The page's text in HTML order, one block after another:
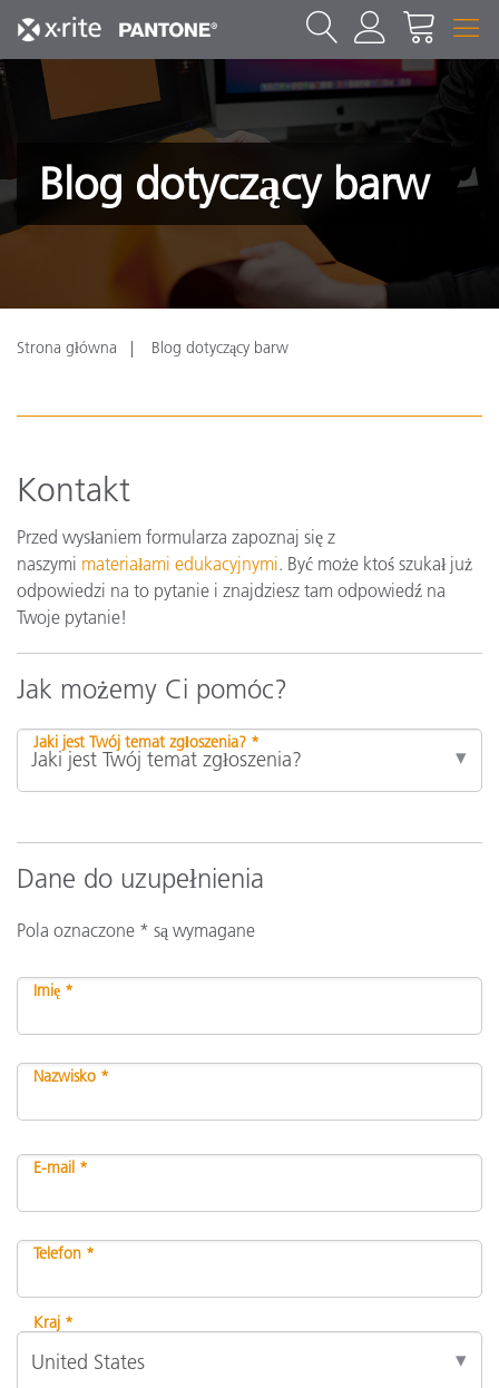
Blog dotyczący barw
Strona główna Blog dotyczący barw
Kontakt
Przed wysłaniem formularza zapoznaj się z
naszymi materiałami edukacyjnymi. Być może ktoś szukał już
odpowiedzi na to pytanie i znajdziesz tam odpowiedź na
Twoje pytanie!
Jak możemy Ci pomóc?
Jaki jest Twój temat zgłoszenia? *
Dane do uzupełnienia
Pola oznaczone * są wymagane
Imię *
Nazwisko *
E-mail *
Telefon *
Kraj *